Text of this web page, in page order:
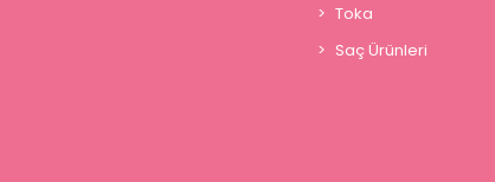
Toka
Saç Ürünleri